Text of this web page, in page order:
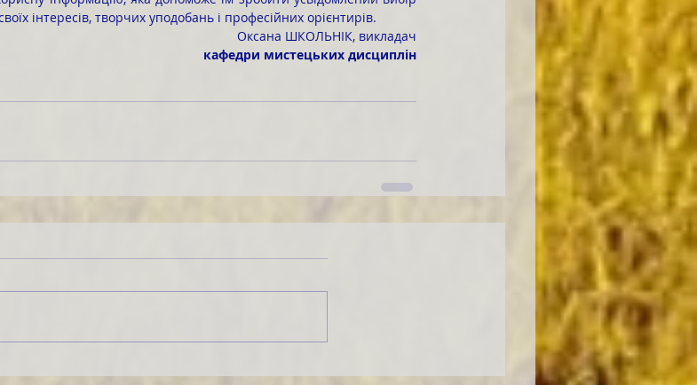
інтересів, творчих уподобань і професійних орієнтирів.
Оксана ШКОЛЬНІК, викладач
кафедри мистецьких дисциплін